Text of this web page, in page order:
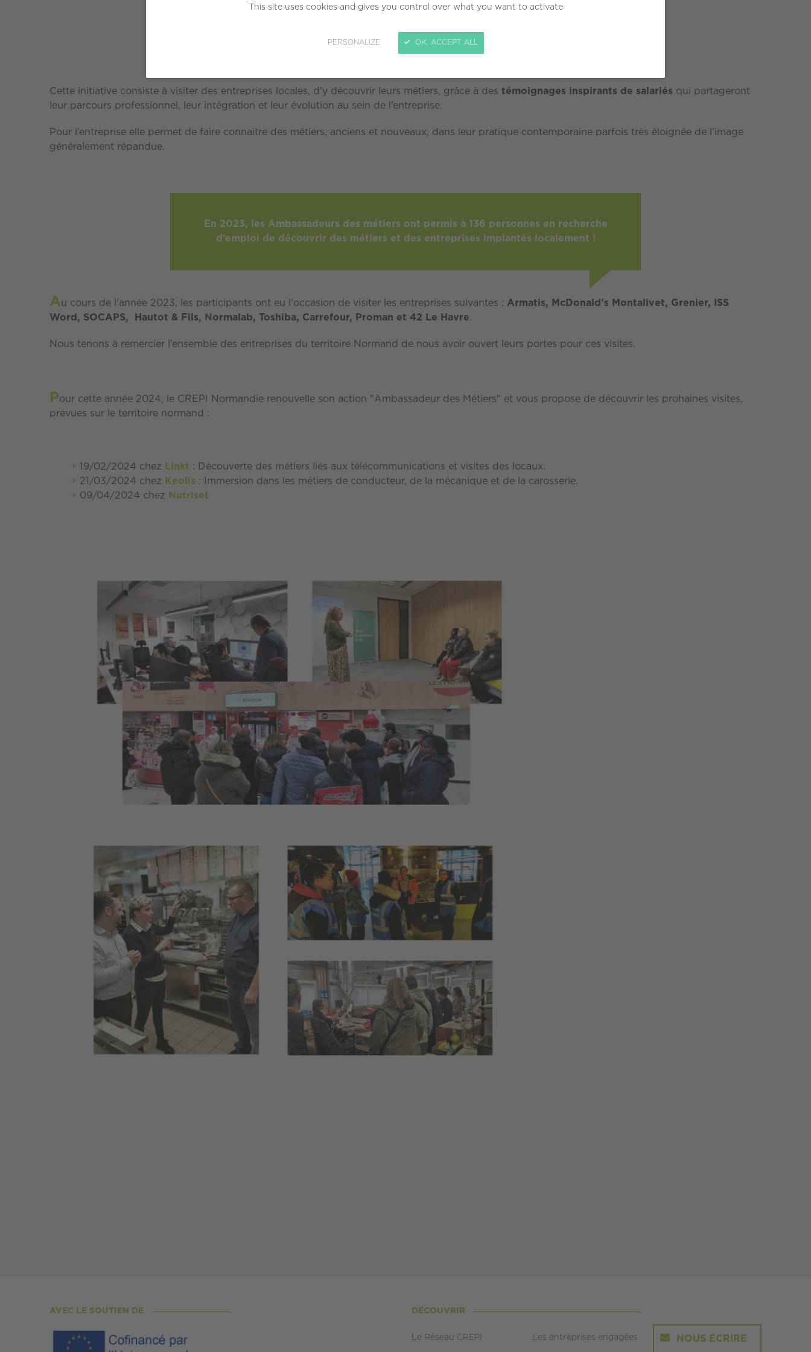
This site uses cookies and gives you control over what you want to activate
PERSONALIZE OK, ACCEPT ALL
l'ensemble de la Normandie.
Cette initiative consiste à visiter des entreprises locales, d’y découvrir leurs métiers, grâce à des témoignages inspirants de salariés qui partageront
leur parcours professionnel, leur intégration et leur évolution au sein de l’entreprise.
Pour l’entreprise elle permet de faire connaitre des métiers, anciens et nouveaux, dans leur pratique contemporaine parfois très éloignée de l’image
généralement répandue.
En 2023, les Ambassadeurs des métiers ont permis à 136 personnes en recherche
d’emploi de découvrir des métiers et des entreprises implantés localement !
Au cours de l'année 2023, les participants ont eu l'occasion de visiter les entreprises suivantes : Armatis,
McDonald’s Montalivet, Grenier, ISS
Word, SOCAPS, Hautot & Fils, N ormalab, Toshiba, Carrefour, Proman et 42 Le Havre.
Nous tenons à remercier l’ensemble des entreprises du territoire Normand de nous avoir ouvert leurs portes pour ces visites.
Pour cette année 2024, le CREPI Normandie renouvelle son action "Ambassadeur des Métiers" et vous propose de découvrir les prohaines visites,
prévues sur le territoire normand :
19/02/2024 chez Linkt : Découverte des métiers liés aux télécommunications et visites des locaux.
21/03/2024 chez
Keolis : Immersion dans les métiers de conducteur, de la mécanique et de la carosserie.
09/04/2024 chez
Nutriset
NOUS ÉCRIRE
AVEC LE SOUTIEN DE DÉCOUVRIR
Le Réseau CREPI Les entreprises engagées